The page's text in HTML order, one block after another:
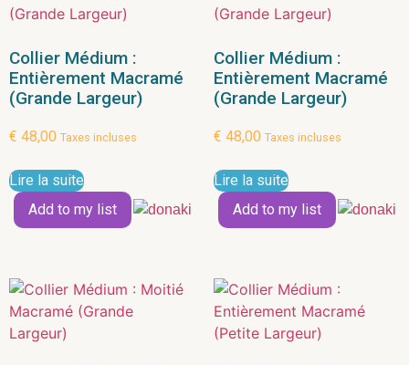
Collier Médium :
Entièrement Macramé
(Grande Largeur)
€ 48,00 Taxes incluses
Lire la suite
Add to my list
Collier Médium :
Entièrement Macramé
(Grande Largeur)
€ 48,00 Taxes incluses
Lire la suite
Add to my list